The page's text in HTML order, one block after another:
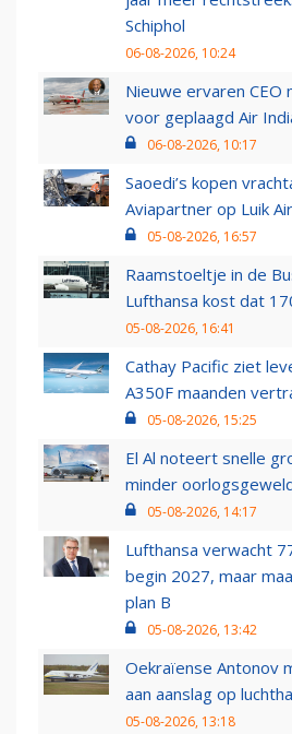
Schiphol
06-08-2026, 10:24
Nieuwe ervaren
voor geplaagd Air
06-08-2026, 10:17
Saoedi’s kopen
Aviapartner op Luik
05-08-2026, 16:57
Raamstoeltje in de
Lufthansa kost dat
05-08-2026, 16:41
Cathay Pacific ziet
A350F maanden
05-08-2026, 15:25
El Al noteert snelle
minder
05-08-2026, 14:17
Lufthansa verwacht
begin 2027, maar
plan B
05-08-2026, 13:42
Oekraïense Antonov
aan aanslag op
05-08-2026, 13:18